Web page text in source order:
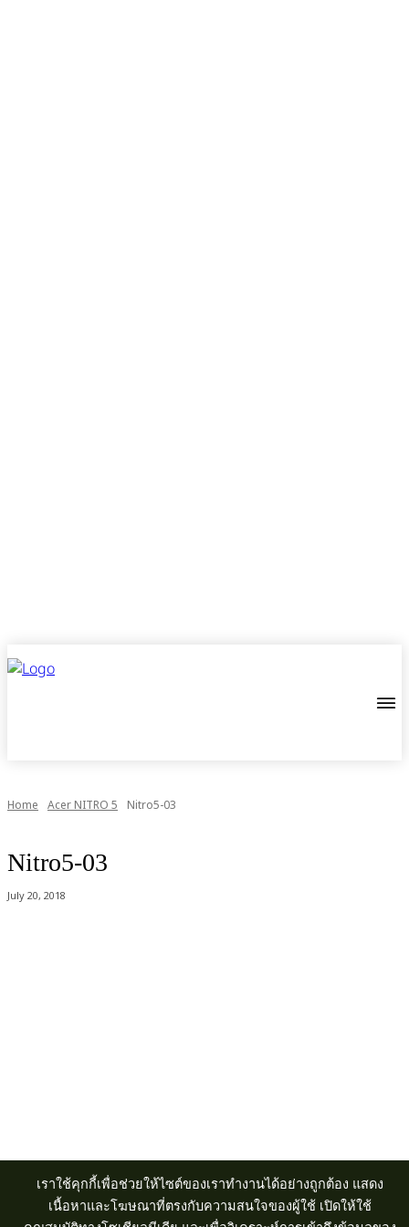
เราใช้คุกกี้เพื่อช่วยให้ไซต์ของเราทำงานได้อย่างถูกต้อง แสดง
เนื้อหาและโฆษณาที่ตรงกับความสนใจของผู้ใช้ เปิดให้ใช้
Home Acer NITRO 5 Nitro5-03
Nitro5-03
July 20, 2018